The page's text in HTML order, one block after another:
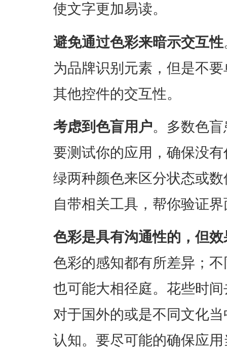
使文字更加易读。
避免通过色彩来暗示交互性
为品牌识别元素，但是不
其他控件的交互性。
考虑到色盲用户。多数色
要测试你的应用，确保没
绿两种颜色来区分状态或
自带相关工具，帮你验证
色彩是具有沟通性的，但
色彩的感知都有所差异；
也可能大相径庭。花些时
对于国外的或是不同文化
认知。要尽可能的确保应